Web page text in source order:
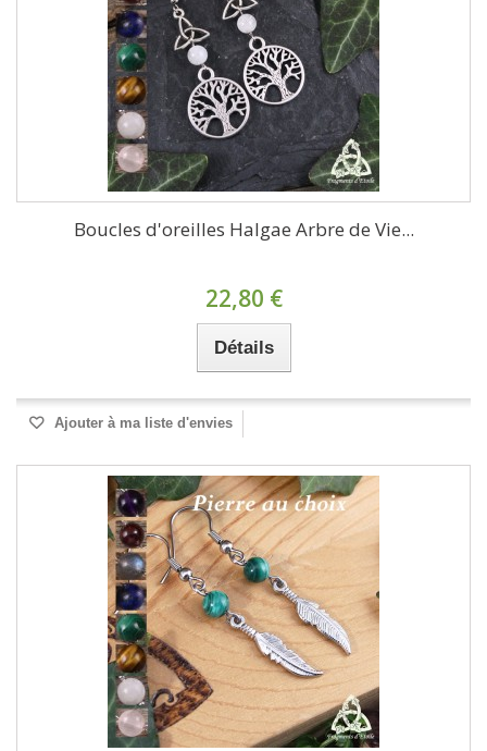
Boucles d'oreilles Halgae Arbre de Vie...
22,80 €
Détails
Ajouter à ma liste d'envies